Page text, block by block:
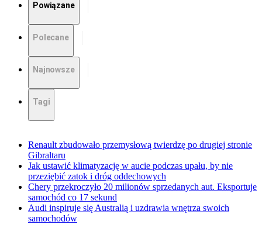
Powiązane
Polecane
Najnowsze
Tagi
Renault zbudowało przemysłową twierdzę po drugiej stronie
Gibraltaru
Jak ustawić klimatyzację w aucie podczas upału, by nie
przeziębić zatok i dróg oddechowych
Chery przekroczyło 20 milionów sprzedanych aut. Eksportuje
samochód co 17 sekund
Audi inspiruje się Australią i uzdrawia wnętrza swoich
samochodów